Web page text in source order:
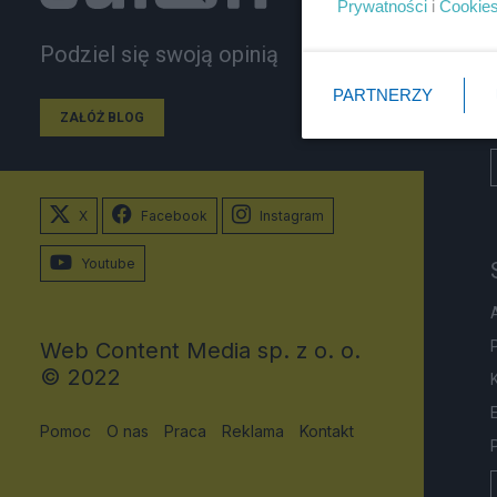
Podziel się swoją opinią
ZAŁÓŻ BLOG
X Facebook Instagram
Youtube
Web Content Media sp. z o. o.
© 2022
Pomoc O nas Praca Reklama Kontakt
Prywatności i Cookies
PARTNERZY